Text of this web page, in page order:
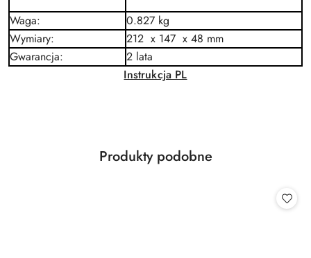
Waga:
0.827 kg
Wymiary:
212 x 147 x 48 mm
Gwarancja:
2 lata
Instrukcja PL
Pomiń karuzelę produktów
Produkty
Produkty podobne